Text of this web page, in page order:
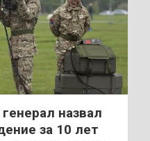
назвал
за 10 лет